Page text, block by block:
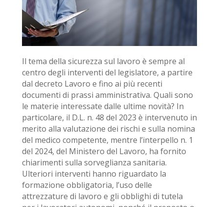
Il tema della sicurezza sul lavoro è sempre al
centro degli interventi del legislatore, a partire
dal decreto Lavoro e fino ai più recenti
documenti di prassi amministrativa. Quali sono
le materie interessate dalle ultime novità? In
particolare, il D.L. n. 48 del 2023 è intervenuto in
merito alla valutazione dei rischi e sulla nomina
del medico competente, mentre l’interpello n. 1
del 2024, del Ministero del Lavoro, ha fornito
chiarimenti sulla sorveglianza sanitaria.
Ulteriori interventi hanno riguardato la
formazione obbligatoria, l’uso delle
attrezzature di lavoro e gli obblighi di tutela